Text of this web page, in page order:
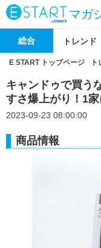
マガ
総合 トレンド
E START トップページ
キャンドゥで買う
すさ爆上がり！1
2023-09-23 08:00:00
商品情報